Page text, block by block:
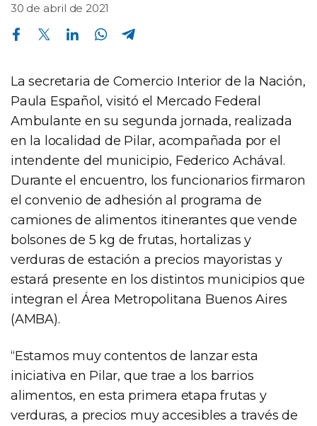
30 de abril de 2021
Compartir en Facebook Compartir en Twitter Compartir en Linkedin Compartir en Whatsapp
La secretaria de Comercio Interior de la Nación,
Paula Español, visitó el Mercado Federal
Ambulante en su segunda jornada, realizada
en la localidad de Pilar, acompañada por el
intendente del municipio, Federico Achával.
Durante el encuentro, los funcionarios firmaron
el convenio de adhesión al programa de
camiones de alimentos itinerantes que vende
bolsones de 5 kg de frutas, hortalizas y
verduras de estación a precios mayoristas y
estará presente en los distintos municipios que
integran el Área Metropolitana Buenos Aires
(AMBA).
“Estamos muy contentos de lanzar esta
iniciativa en Pilar, que trae a los barrios
alimentos, en esta primera etapa frutas y
verduras, a precios muy accesibles a través de